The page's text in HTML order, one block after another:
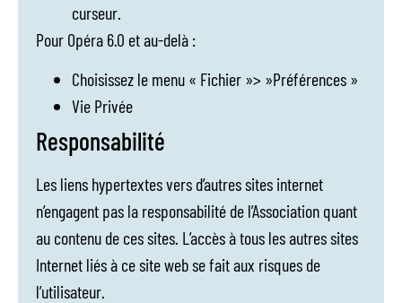
curseur.
Pour Opéra 6.0 et au-delà :
Choisissez le menu « Fichier »> »Préférences »
Vie Privée
Responsabilité
Les liens hypertextes vers d’autres sites internet
n’engagent pas la responsabilité de l’Association quant
au contenu de ces sites. L’accès à tous les autres sites
Internet liés à ce site web se fait aux risques de
l’utilisateur.